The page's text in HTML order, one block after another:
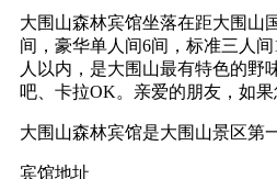
大围山森林宾馆坐落在距大围山
间，豪华单人间6间，标准三人
人以内，是大围山最有特色的野
吧、卡拉OK。亲爱的朋友，如
大围山森林宾馆是大围山景区第
宾馆地址